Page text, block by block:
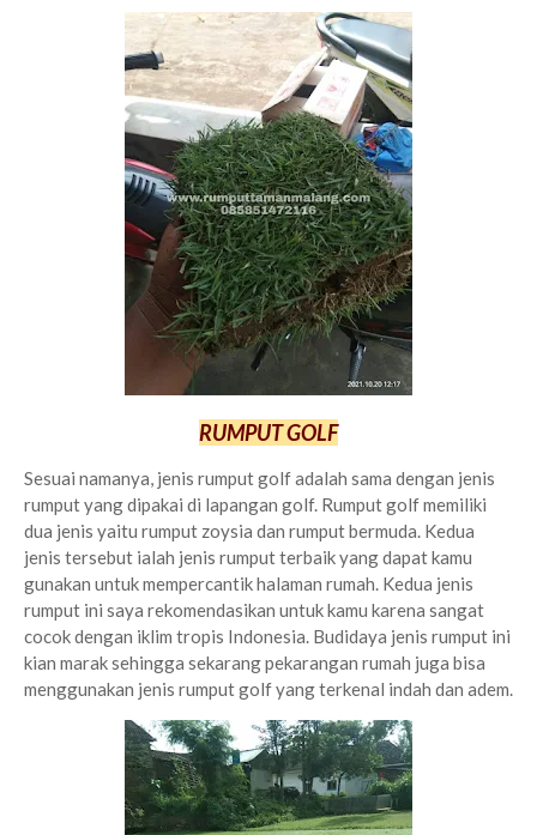
RUMPUT GOLF
Sesuai namanya, jenis rumput golf adalah sama dengan jenis
rumput yang dipakai di lapangan golf. Rumput golf memiliki
dua jenis yaitu rumput zoysia dan rumput bermuda. Kedua
jenis tersebut ialah jenis rumput terbaik yang dapat kamu
gunakan untuk mempercantik halaman rumah. Kedua jenis
rumput ini saya rekomendasikan untuk kamu karena sangat
cocok dengan iklim tropis Indonesia. Budidaya jenis rumput ini
kian marak sehingga sekarang pekarangan rumah juga bisa
menggunakan jenis rumput golf yang terkenal indah dan adem.